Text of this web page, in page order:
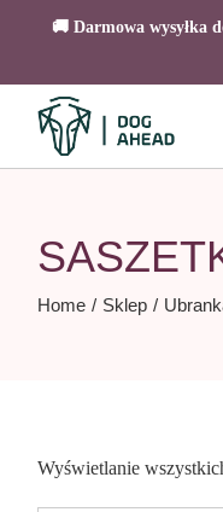
🚚 Darmowa wysyłka
content
Home Sklep
Wyświetlanie